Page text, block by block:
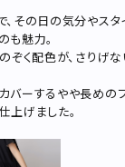
、その日の気分やス
も魅力。
ぞく配色が、さりげ
バーするやや長めの
上げました。